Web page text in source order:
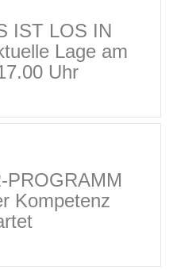
IST LOS IN
Lage am
Uhr
PROGRAMM
Kompetenz